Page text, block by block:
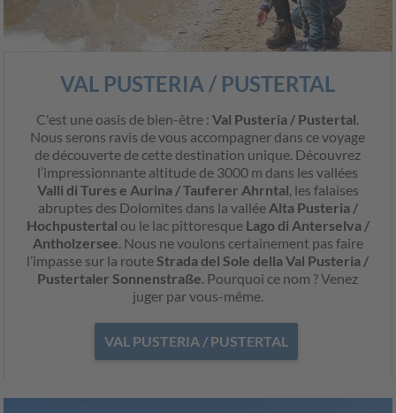
VAL PUSTERIA / PUSTERTAL
C'est une oasis de bien-être :Val Pusteria / Pustertal.
Nous serons ravis de vous accompagner dans ce voyage
de découverte de cette destination unique. Découvrez
l’impressionnante altitude de 3000 m dans les vallées
Valli di Tures e Aurina / Tauferer Ahrntal, les falaises
abruptes des Dolomites dans la vallée Alta Pusteria /
Hochpustertal ou le lac pittoresque Lago di Anterselva /
Antholzersee. Nous ne voulons certainement pas faire
l’impasse sur la routeStrada del Sole della Val Pusteria /
Pustertaler Sonnenstraße. Pourquoi ce nom ? Venez
juger par vous-même.
VAL PUSTERIA / PUSTERTAL